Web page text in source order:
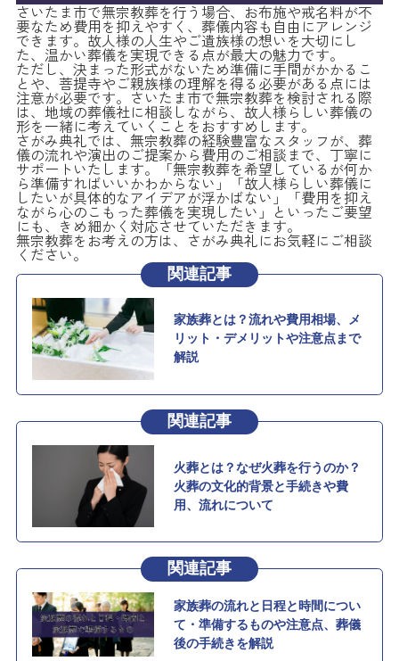
さいたま市で無宗教葬を行う場合、お布施や戒名料が不
要なため費用を抑えやすく、葬儀内容も自由にアレンジ
できます。故人様の人生やご遺族様の想いを大切にし
た、温かい葬儀を実現できる点が最大の魅力です。
ただし、決まった形式がないため準備に手間がかかるこ
とや、菩提寺やご親族様の理解を得る必要がある点には
注意が必要です。さいたま市で無宗教葬を検討される際
は、地域の葬儀社に相談しながら、故人様らしい葬儀の
形を一緒に考えていくことをおすすめします。
さがみ典礼では、無宗教葬の経験豊富なスタッフが、葬
儀の流れや演出のご提案から費用のご相談まで、丁寧に
サポートいたします。「無宗教葬を希望しているが何か
ら準備すればいいかわからない」「故人様らしい葬儀に
したいが具体的なアイデアが浮かばない」「費用を抑え
ながら心のこもった葬儀を実現したい」といったご要望
にも、きめ細かく対応させていただきます。
無宗教葬をお考えの方は、さがみ典礼にお気軽にご相談
ください。